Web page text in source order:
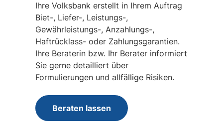
Ihre Volksbank erstellt in Ihrem Auftrag
Biet-, Liefer-, Leistungs-,
Gewährleistungs-, Anzahlungs-,
Haftrücklass- oder Zahlungsgarantien.
Ihre Beraterin bzw. Ihr Berater informiert
Sie gerne detailliert über
Formulierungen und allfällige Risiken.
Beraten lassen